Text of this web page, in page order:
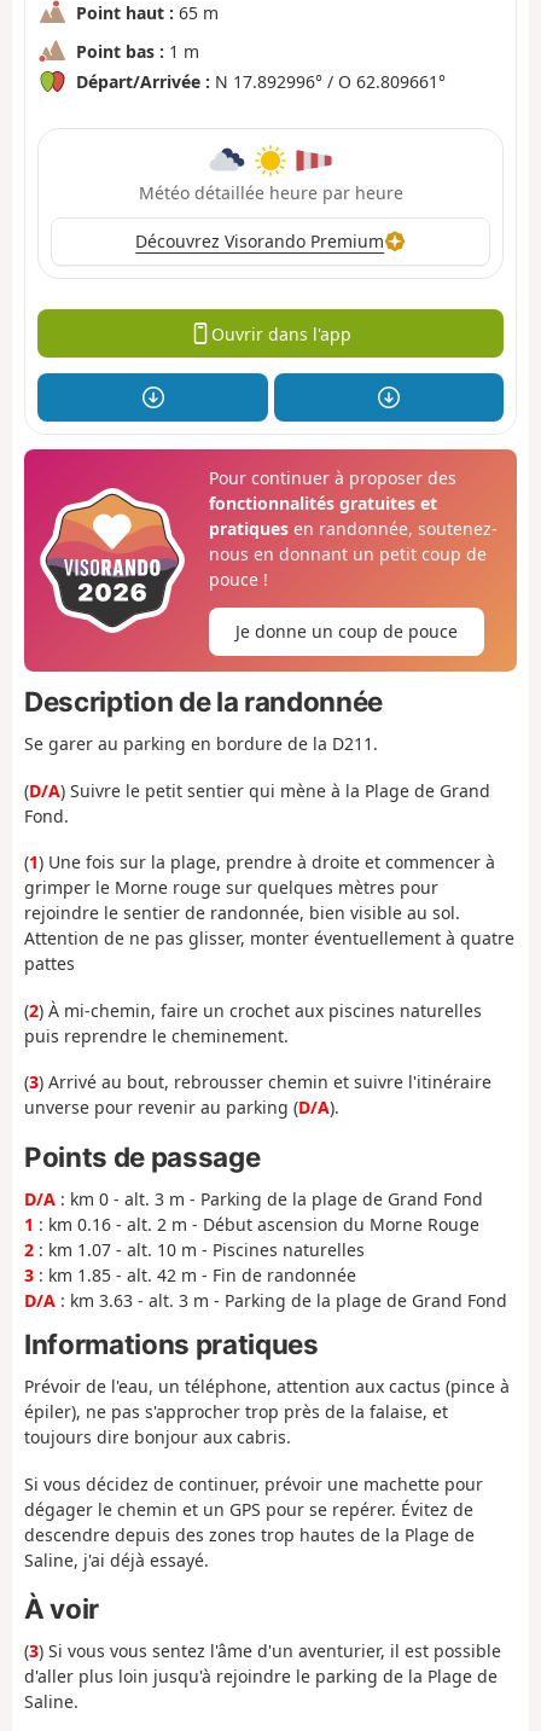
Point haut : 65 m
Point bas : 1 m
Départ/Arrivée : N 17.892996° / O 62.809661°
Météo détaillée heure par heure
Découvrez Visorando Premium
Ouvrir dans l'app
Pour continuer à proposer des
fonctionnalités gratuites et
pratiquesen randonnée, soutenez-
nous en donnant un petit coup de
pouce !
Je donne un coup de pouce
Description de la randonnée
Se garer au parking en bordure de la D211.
(D/A) Suivre le petit sentier qui mène à la Plage de Grand
Fond.
(1) Une fois sur la plage, prendre à droite et commencer à
grimper le Morne rouge sur quelques mètres pour
rejoindre le sentier de randonnée, bien visible au sol.
Attention de ne pas glisser, monter éventuellement à quatre
pattes
(2) À mi-chemin, faire un crochet aux piscines naturelles
puis reprendre le cheminement.
(3) Arrivé au bout, rebrousser chemin et suivre l'itinéraire
unverse pour revenir au parking (D/A).
Points de passage
D/A : km 0 - alt. 3 m - Parking de la plage de Grand Fond
1 : km 0.16 - alt. 2 m - Début ascension du Morne Rouge
2 : km 1.07 - alt. 10 m - Piscines naturelles
3 : km 1.85 - alt. 42 m - Fin de randonnée
D/A : km 3.63 - alt. 3 m - Parking de la plage de Grand Fond
Informations pratiques
Prévoir de l'eau, un téléphone, attention aux cactus (pince à
épiler), ne pas s'approcher trop près de la falaise, et
toujours dire bonjour aux cabris.
Si vous décidez de continuer, prévoir une machette pour
dégager le chemin et un GPS pour se repérer. Évitez de
descendre depuis des zones trop hautes de la Plage de
Saline, j'ai déjà essayé.
À voir
(3) Si vous vous sentez l'âme d'un aventurier, il est possible
d'aller plus loin jusqu'à rejoindre le parking de la Plage de
Saline.